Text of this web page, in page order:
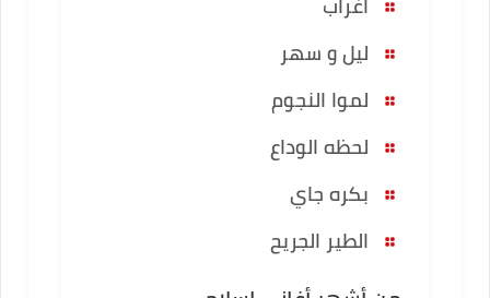
اغراب
ليل و سهر
لموا النجوم
لحظه الوداع
بكره جاي
الطير الجريح